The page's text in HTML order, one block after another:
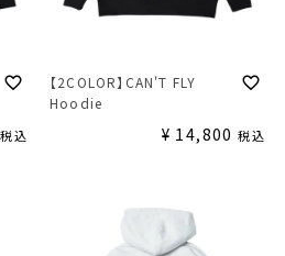
税込
【2COLOR】CAN'T FLY
Hoodie
¥ 14,800 税込